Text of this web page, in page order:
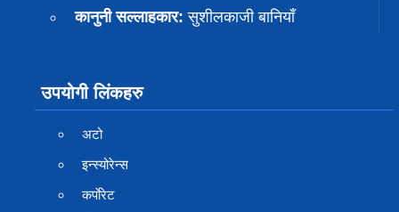
कानुनी सल्लाहकार: सुशीलकाजी बानियाँ
उपयोगी लिंकहरु
अटो
इन्स्योरेन्स
कर्पाेरेट